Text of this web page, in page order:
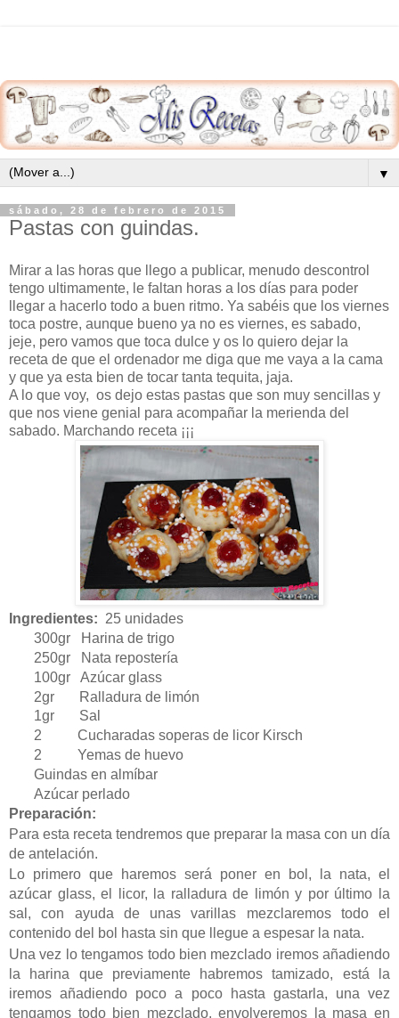
▼
sábado, 28 de febrero de 2015
Pastas con guindas.
Mirar a las horas que llego a publicar, menudo descontrol
tengo ultimamente, le faltan horas a los días para poder
llegar a hacerlo todo a buen ritmo. Ya sabéis que los viernes
toca postre, aunque bueno ya no es viernes, es sabado,
jeje, pero vamos que toca dulce y os lo quiero dejar la
receta de que el ordenador me diga que me vaya a la cama
y que ya esta bien de tocar tanta tequita, jaja.
A lo que voy, os dejo estas pastas que son muy sencillas y
que nos viene genial para acompañar la merienda del
sabado. Marchando receta ¡¡¡
Ingredientes: 25 unidades
300gr Harina de trigo
250gr Nata repostería
100gr Azúcar glass
2gr Ralladura de limón
1gr Sal
2 Cucharadas soperas de licor Kirsch
2 Yemas de huevo
Guindas en almíbar
Azúcar perlado
Preparación:
Para esta receta tendremos que preparar la masa con un día
de antelación.
Lo primero que haremos será poner en bol, la nata, el
azúcar glass, el licor, la ralladura de limón y por último la
sal, con ayuda de unas varillas mezclaremos todo el
contenido del bol hasta sin que llegue a espesar la nata.
Una vez lo tengamos todo bien mezclado iremos añadiendo
la harina que previamente habremos tamizado, está la
iremos añadiendo poco a poco hasta gastarla, una vez
tengamos todo bien mezclado, envolveremos la masa en